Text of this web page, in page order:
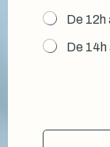
De 12h
De 14h